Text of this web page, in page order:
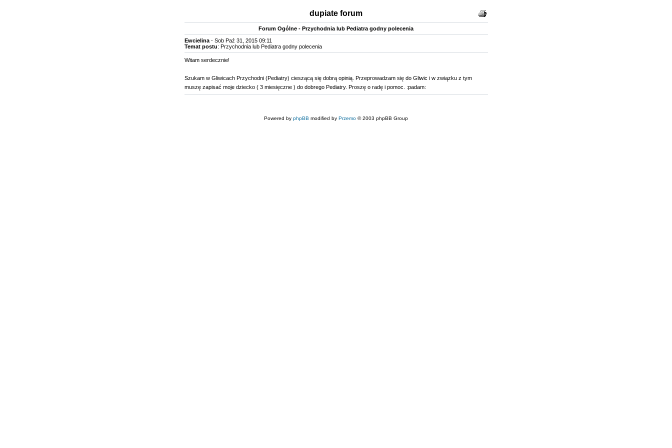
dupiate forum
Forum Ogólne - Przychodnia lub Pediatra godny polecenia
Ewcielina- Sob Paź 31, 2015 09:11
Temat postu: Przychodnia lub Pediatra godny polecenia
Witam serdecznie!
Szukam w Gliwicach Przychodni (Pediatry) cieszącą się dobrą opinią. Przeprowadzam się do Gliwic i w związku z tym
muszę zapisać moje dziecko ( 3 miesięczne ) do dobrego Pediatry. Proszę o radę i pomoc. :padam:
Powered by phpBB modified by Przemo © 2003 phpBB Group